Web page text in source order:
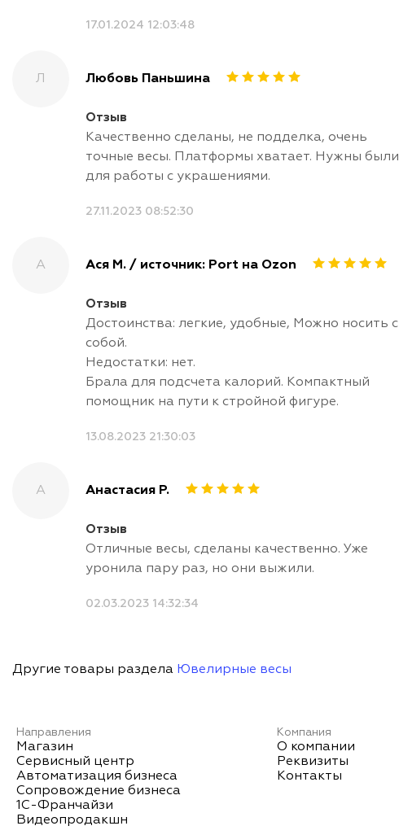
17.01.2024 12:03:48
Л Любовь Паньшина
Отзыв
Качественно сделаны, не подделка, очень
точные весы. Платформы хватает. Нужны были
для работы с украшениями.
27.11.2023 08:52:30
А Ася М. / источник: Port на Ozon
Отзыв
Достоинства: легкие, удобные, Можно носить с
собой.
Недостатки: нет.
Брала для подсчета калорий. Компактный
помощник на пути к стройной фигуре.
13.08.2023 21:30:03
А Анастасия Р.
Отзыв
Отличные весы, сделаны качественно. Уже
уронила пару раз, но они выжили.
02.03.2023 14:32:34
Другие товары раздела Ювелирные весы
Направления
Магазин
Сервисный центр
Автоматизация бизнеса
Сопровождение бизнеса
1С-Франчайзи
Видеопродакшн
Компания
О компании
Реквизиты
Контакты